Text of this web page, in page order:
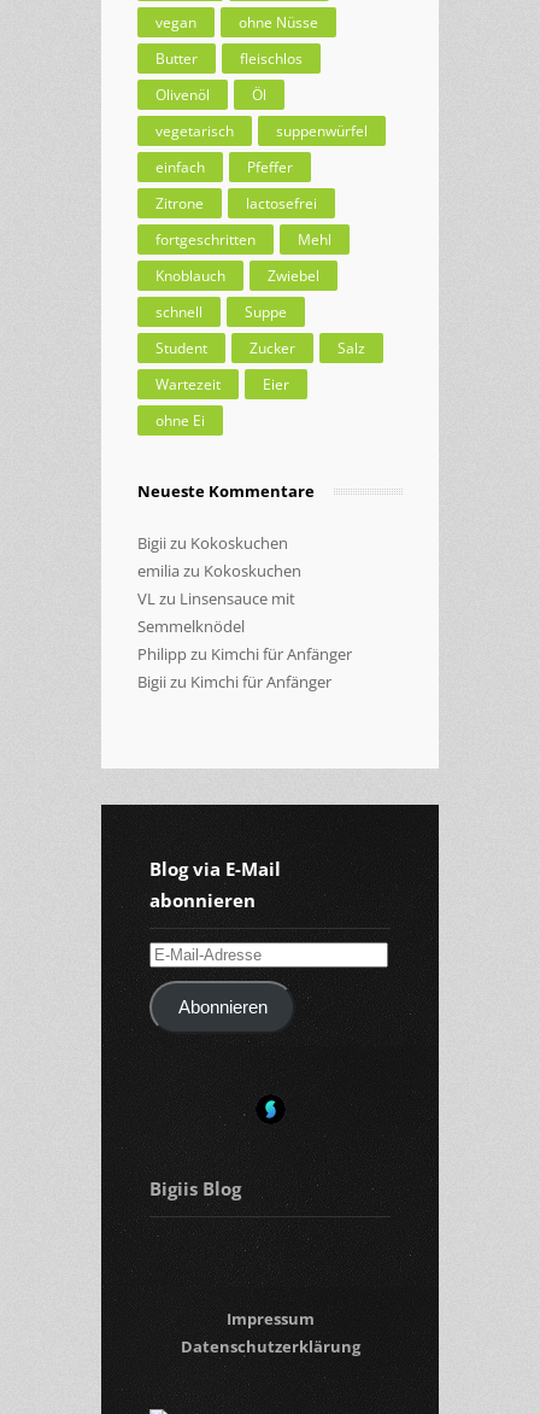
vegan
ohne Nüsse
Butter
fleischlos
Olivenöl
Öl
vegetarisch
suppenwürfel
einfach
Pfeffer
Zitrone
lactosefrei
fortgeschritten
Mehl
Knoblauch
Zwiebel
schnell
Suppe
Student
Zucker
Salz
Wartezeit
Eier
ohne Ei
Neueste Kommentare
Bigiizu Kokoskuchen
emilia zu Kokoskuchen
VLzu Linsensauce mit
Semmelknödel
Philippzu Kimchi für Anfänger
Bigiizu Kimchi für Anfänger
Blog via E-Mail
abonnieren
E-
Mail-
AdresseAbonnieren
Bigiis Blog
Impressum
Datenschutzerklärung